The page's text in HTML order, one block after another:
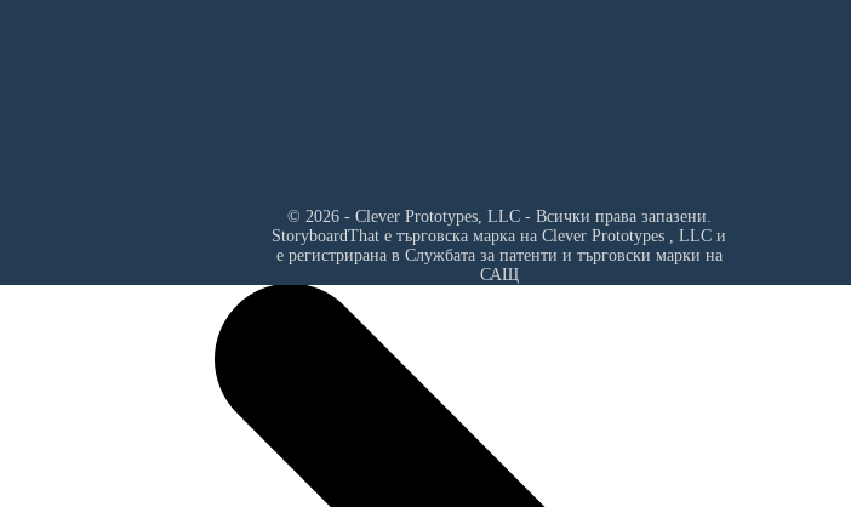
© 2026 - Clever Prototypes, LLC - Всички права запазени.
StoryboardThat е търговска марка на Clever Prototypes , LLC и
е регистрирана в Службата за патенти и търговски марки на
САЩ